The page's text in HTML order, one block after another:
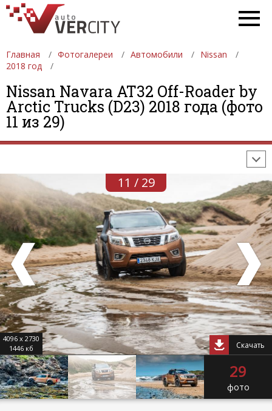
Главная Фотогалереи Автомобили
Nissan
2018 год
Nissan Navara AT32 Off-Roader by
Arctic Trucks (D23) 2018 года (фото
11 из 29)
ФОТОГАЛЕРЕИ АВТОМОБИЛИ
ДЕВУШКИ
АВТОСАЛОНЫ
11 / 29
4096 x 2730
1446 кб
Скачать
29
фото